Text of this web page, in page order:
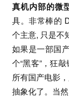
真机内部的微
具。非常棒的
个主意, 只是不
如果是一部国
个“黑客”，狂
所有国产电影
抽象化了。当